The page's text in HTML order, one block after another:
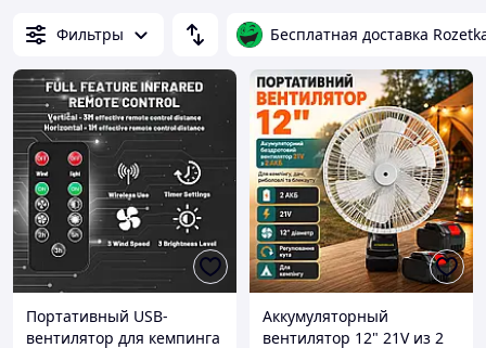
Фильтры Бесплатная доставка
Портативный USB-
вентилятор для кемпинга
Аккумуляторный
вентилятор 12" 21V из 2